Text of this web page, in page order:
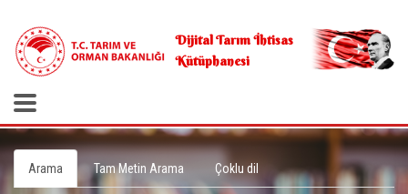
Dijital Tarım İhtisas
Kütüphanesi
Arama Tam Metin Arama Çoklu dil